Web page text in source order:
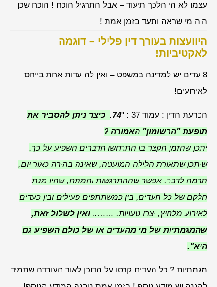
עצמו לא הי הלכך תיעוד – אבל התרגיל הוכח ! הוכח שכן
היה מי שראה ותעד בזמן אמת !
היוועצות בעורך דין פלילי – דוגמה
לאקטיביות!
8 עדים יש למדינה במשפט – ואין לה עדות אחת בייחס
לאירועים!
הכרעת הדין : עמוד 37 : " 74.
כיצד ניתן להסביר את
תופעת "הרשומון" האמורה ?
יתכן שהזמן הקצר בו התרחשו הדברים השפיע על כך.
שיתכן שתאורת הלילה המועטה, שאינה בהירה כאור יום,
תרמה לדבר. אפשר שההתרגשות והמתח, שהיו מנת
חלקם של כל העדים, בין כמשתתפים פעילים ובין כעדים
לאירוע מלחיץ, יצרו טעויות. …….. ואין לשלול זאת,
שהמגמתיות של מי מהעדים או של כולם השפיע גם
היא".
מגמתיות ? כל העדים קרסו על הדוכן לאור העובדה שתמיד